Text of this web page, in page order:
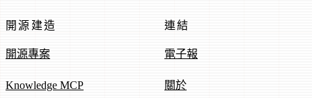
開源建造
開源專案
Knowledge MCP
連結
電子報
關於